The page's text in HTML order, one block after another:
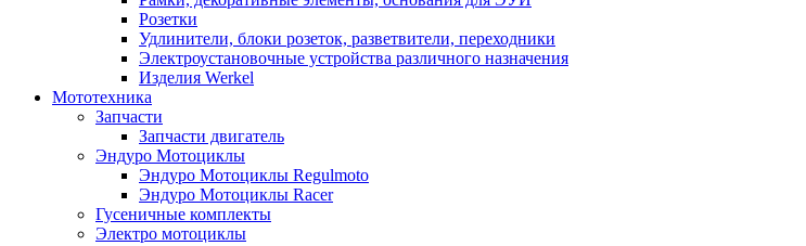
Розетки
Удлинители, блоки розеток, разветвители, переходники
Электроустановочные устройства различного назначения
Изделия Werkel
Мототехника
Запчасти
Запчасти двигатель
Эндуро Мотоциклы
Эндуро Мотоциклы Regulmoto
Эндуро Мотоциклы Racer
Гусеничные комплекты
Электро мотоциклы